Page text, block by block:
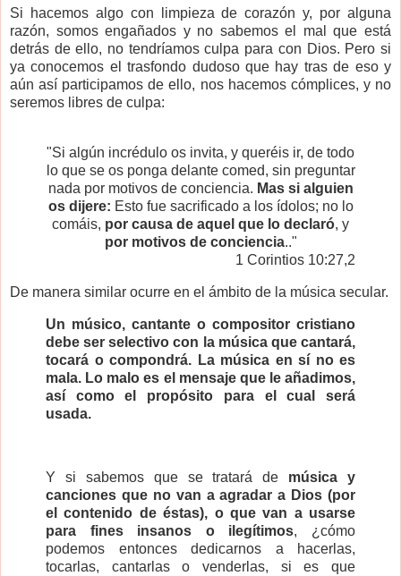
Si hacemos algo con limpieza de corazón y, por alguna
razón, somos engañados y no sabemos el mal que está
detrás de ello, no tendríamos culpa para con Dios. Pero si
ya conocemos el trasfondo dudoso que hay tras de eso y
aún así participamos de ello, nos hacemos cómplices, y no
seremos libres de culpa:
"Si algún incrédulo os invita, y queréis ir, de todo
lo que se os ponga delante comed, sin preguntar
nada por motivos de conciencia. Mas si alguien
os dijere: Esto fue sacrificado a los ídolos; no lo
comáis, por causa de aquel que lo declaró, y
por motivos de conciencia.."
1 Corintios 10:27,2
De manera similar ocurre en el ámbito de la música secular.
Un músico, cantante o compositor cristiano
debe ser selectivo con la música que cantará,
tocará o compondrá. La música en sí no es
mala. Lo malo es el mensaje que le añadimos,
así como el propósito para el cual será
usada.
Y si sabemos que se tratará de música y
canciones que no van a agradar a Dios (por
el contenido de éstas), o que van a usarse
para fines insanos o ilegítimos, ¿cómo
podemos entonces dedicarnos a hacerlas,
tocarlas, cantarlas o venderlas, si es que